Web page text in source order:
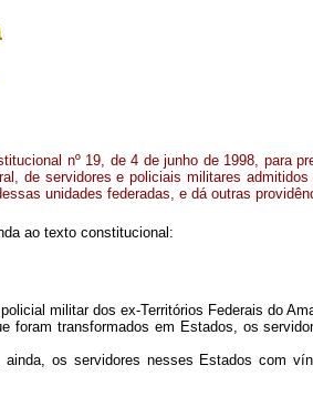
nº 19, de 4 de junho de 1998, para
de servidores e policiais militares
unidades federadas, e dá outras
ao texto constitucional:
militar dos ex-Territórios Federais do
foram transformados em Estados, os
os servidores nesses Estados com